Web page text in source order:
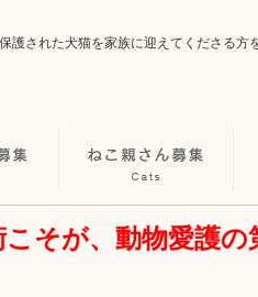
護された犬猫を家族に迎えてくださる方
そが、動物愛護の